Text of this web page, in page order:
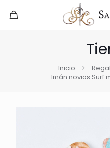
Inicio
Imán novios Surf